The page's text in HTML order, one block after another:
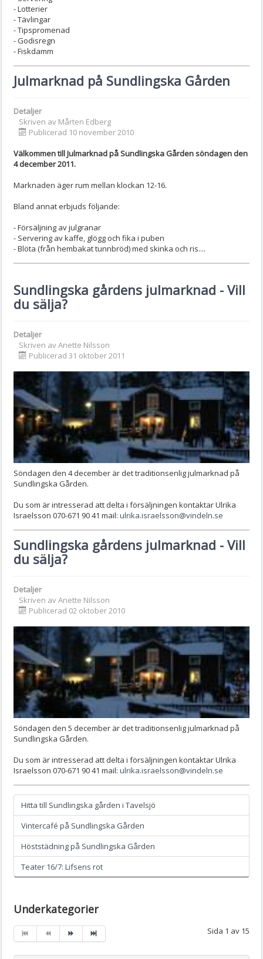
- Lotterier
- Tävlingar
- Tipspromenad
- Godisregn
- Fiskdamm
Julmarknad på Sundlingska Gården
Detaljer
Skriven av Mårten Edberg
Publicerad 10 november 2010
Välkommen till Julmarknad på Sundlingska Gården söndagen den
4 december 2011.
Marknaden äger rum mellan klockan 12-16.
Bland annat erbjuds följande:
- Försäljning av julgranar
- Servering av kaffe, glögg och fika i puben
- Blöta (från hembakat tunnbröd) med skinka och ris....
Sundlingska gårdens julmarknad - Vill
du sälja?
Detaljer
Skriven avAnette Nilsson
Publicerad 31 oktober 2011
Söndagen den 4 december är det traditionsenlig julmarknad på
Sundlingska Gården.
Du som är intresserad att delta i försäljningen kontaktar Ulrika
Israelsson 070-671 90 41 mail: ulrika.israelsson@vindeln.se
Sundlingska gårdens julmarknad - Vill
du sälja?
Detaljer
Skriven avAnette Nilsson
Publicerad 02 oktober 2010
Söndagen den 5 december är det traditionsenlig julmarknad på
Sundlingska Gården.
Du som är intresserad att delta i försäljningen kontaktar Ulrika
Israelsson 070-671 90 41 mail: ulrika.israelsson@vindeln.se
Hitta till Sundlingska gården i Tavelsjö
Vintercafé på Sundlingska Gården
Höststädning på Sundlingska Gården
Teater 16/7: Lifsens rot
Underkategorier
Sida 1 av 15